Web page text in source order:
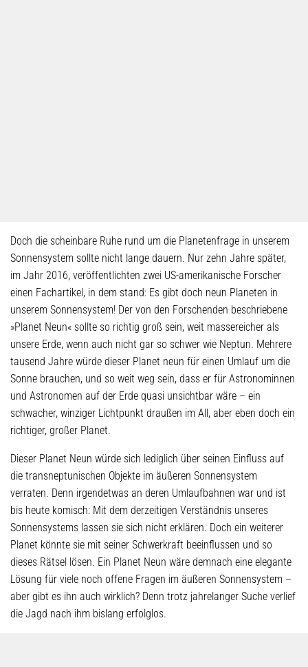
Doch die scheinbare Ruhe rund um die Planetenfrage in unserem
Sonnensystem sollte nicht lange dauern. Nur zehn Jahre später,
im Jahr 2016, veröffentlichten zwei US-amerikanische Forscher
einen Fachartikel, in dem stand: Es gibt doch neun Planeten in
unserem Sonnensystem! Der von den Forschenden beschriebene
»Planet Neun« sollte so richtig groß sein, weit massereicher als
unsere Erde, wenn auch nicht gar so schwer wie Neptun. Mehrere
tausend Jahre würde dieser Planet neun für einen Umlauf um die
Sonne brauchen, und so weit weg sein, dass er für Astronominnen
und Astronomen auf der Erde quasi unsichtbar wäre – ein
schwacher, winziger Lichtpunkt draußen im All, aber eben doch ein
richtiger, großer Planet.
Dieser Planet Neun würde sich lediglich über seinen Einfluss auf
die transneptunischen Objekte im äußeren Sonnensystem
verraten. Denn irgendetwas an deren Umlaufbahnen war und ist
bis heute komisch: Mit dem derzeitigen Verständnis unseres
Sonnensystems lassen sie sich nicht erklären. Doch ein weiterer
Planet könnte sie mit seiner Schwerkraft beeinflussen und so
dieses Rätsel lösen. Ein Planet Neun wäre demnach eine elegante
Lösung für viele noch offene Fragen im äußeren Sonnensystem –
aber gibt es ihn auch wirklich? Denn trotz jahrelanger Suche verlief
die Jagd nach ihm bislang erfolglos.